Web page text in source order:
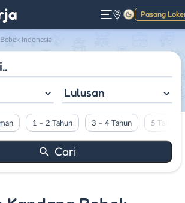
Pasang
Gelap
Indonesia
Lulusan
1 – 2 Tahun 3 – 4 Tahun 5 Tahun